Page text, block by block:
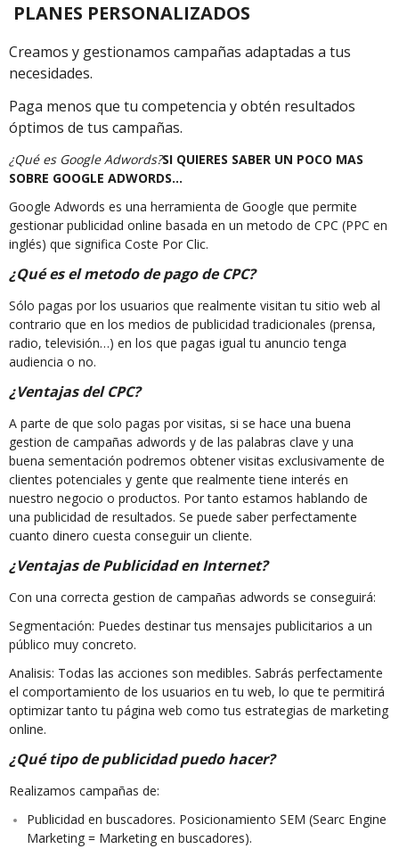
PLANES PERSONALIZADOS
Creamos y gestionamos campañas adaptadas a tus
necesidades.
Paga menos que tu competencia y obtén resultados
óptimos de tus campañas.
¿Qué es Google Adwords?SI QUIERES SABER UN POCO MAS
SOBRE GOOGLE ADWORDS…
Google Adwords es una herramienta de Google que permite
gestionar publicidad online basada en un metodo de CPC (PPC en
inglés) que significa Coste Por Clic.
¿Qué es el metodo de pago de CPC?
Sólo pagas por los usuarios que realmente visitan tu sitio web al
contrario que en los medios de publicidad tradicionales (prensa,
radio, televisión…) en los que pagas igual tu anuncio tenga
audiencia o no.
¿Ventajas del CPC?
A parte de que solo pagas por visitas, si se hace una buena
gestion de campañas adwords y de las palabras clave y una
buena sementación podremos obtener visitas exclusivamente de
clientes potenciales y gente que realmente tiene interés en
nuestro negocio o productos. Por tanto estamos hablando de
una publicidad de resultados. Se puede saber perfectamente
cuanto dinero cuesta conseguir un cliente.
¿Ventajas de Publicidad en Internet?
Con una correcta gestion de campañas adwords se conseguirá:
Segmentación: Puedes destinar tus mensajes publicitarios a un
público muy concreto.
Analisis: Todas las acciones son medibles. Sabrás perfectamente
el comportamiento de los usuarios en tu web, lo que te permitirá
optimizar tanto tu página web como tus estrategias de marketing
online.
¿Qué tipo de publicidad puedo hacer?
Realizamos campañas de:
Publicidad en buscadores. Posicionamiento SEM (Searc Engine
Marketing = Marketing en buscadores).